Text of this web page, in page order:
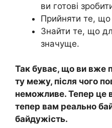
ви готові
Прийняти те,
Знайти те, що
значуще.
Так буває, що ви вже
ту межу, після чого
неможливе. Тепер це
тепер вам реально
байдужість.